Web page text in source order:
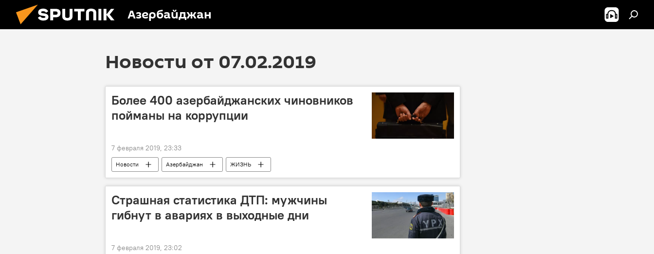
Азербайджан
Новости от 07.02.2019
Более 400 азербайджанских чиновников
пойманы на коррупции
7 февраля 2019, 23:33
Новости Азербайджан ЖИЗНЬ
Страшная статистика ДТП: мужчины
гибнут в авариях в выходные дни
7 февраля 2019, 23:02